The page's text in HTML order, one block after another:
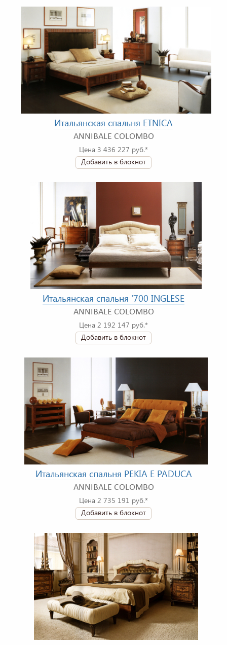
Итальянская спальня ETNICA
ANNIBALE COLOMBO
Цена 3 436 227 руб.*
Добавить в блокнот
Итальянская спальня '700 INGLESE
ANNIBALE COLOMBO
Цена 2 192 147 руб.*
Добавить в блокнот
Итальянская спальня PEKIA E PADUCA
ANNIBALE COLOMBO
Цена 2 735 191 руб.*
Добавить в блокнот